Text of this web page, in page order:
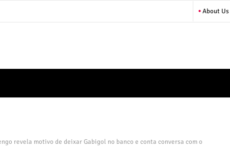
About Us
revela motivo de deixar Gabigol no banco e conta conversa com o